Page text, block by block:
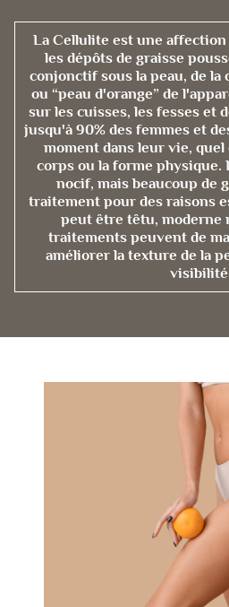
La Cellulite est une
les dépôts de graisse
conjonctif sous la peau, de la
ou “peau d'orange” de
sur les cuisses, les fesses et
jusqu'à 90% des femmes et
moment dans leur vie,
corps ou la forme physique.
nocif, mais beaucoup de
traitement pour des raisons
peut être têtu, moderne
traitements peuvent de
améliorer la texture de la